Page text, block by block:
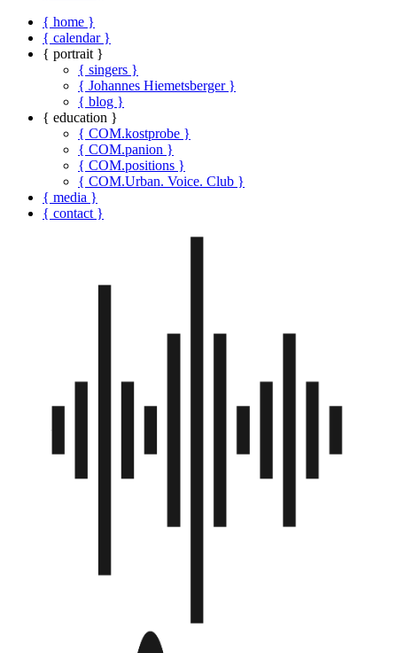
{ home }
{ calendar }
{ portrait }
{ singers }
{ Johannes Hiemetsberger }
{ blog }
{ education }
{ COM.kostprobe }
{ COM.panion }
{ COM.positions }
{ COM.Urban. Voice. Club }
{ media }
{ contact }